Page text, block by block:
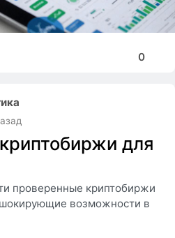
0
для
проверенные криптобиржи
возможности в